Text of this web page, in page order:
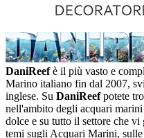
DaniReefè il più vasto e
Marino italiano fin dal 2007,
inglese. Su DaniReefpotete
nell'ambito degli acquari
dolce e su tutto il settore che
temi sugli Acquari Marini,